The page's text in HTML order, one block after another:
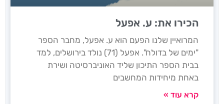
הכירו את: ע. אפעל
המרואיין שלנו הפעם הוא ע. אפעל, מחבר הספר
"ימים של בדולח". אפעל (71) נולד בירושלים, למד
בבית הספר התיכון שליד האוניברסיטה ושירת
באחת מיחידות המחשבים
קרא עוד »